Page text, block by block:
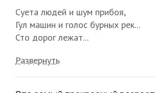
Суета людей и шум прибоя,
Гул машин и голос бурных рек...
Сто дорог лежат...
Развернуть